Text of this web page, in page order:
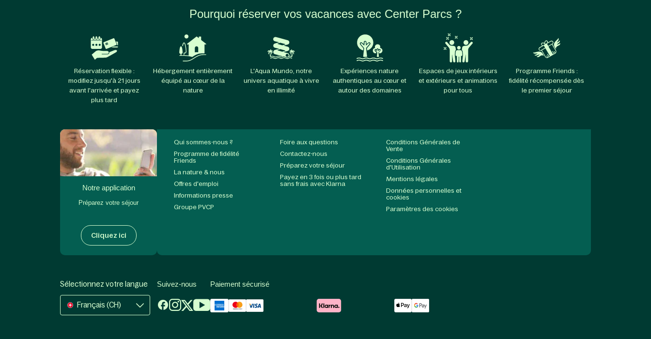
Pourquoi réserver vos vacances avec Center Parcs ?
Réservation flexible :
modifiez jusqu'à 21 jours
avant l'arrivée et payez
plus tard
Hébergement entièrement
équipé au cœur de la
nature
L'Aqua Mundo, notre
univers aquatique à vivre
en illimité
Expériences nature
authentiques au cœur et
autour des domaines
Espaces de jeux intérieurs
et extérieurs et animations
pour tous
Programme Friends :
fidélité récompensée dès
le premier séjour
Notre application
Préparez votre séjour
Cliquez ici
Qui sommes-nous ?
Programme de fidélité
Friends
La nature & nous
Offres d'emploi
Informations presse
Groupe PVCP
Foire aux questions
Contactez-nous
Préparez votre séjour
Payez en 3 fois ou plus tard
sans frais avec Klarna
Conditions Générales de
Vente
Conditions Générales
d'Utilisation
Mentions légales
Données personnelles et
cookies
Paramètres des cookies
Sélectionnez votre langue
Français (CH)
Suivez-nous Paiement sécurisé